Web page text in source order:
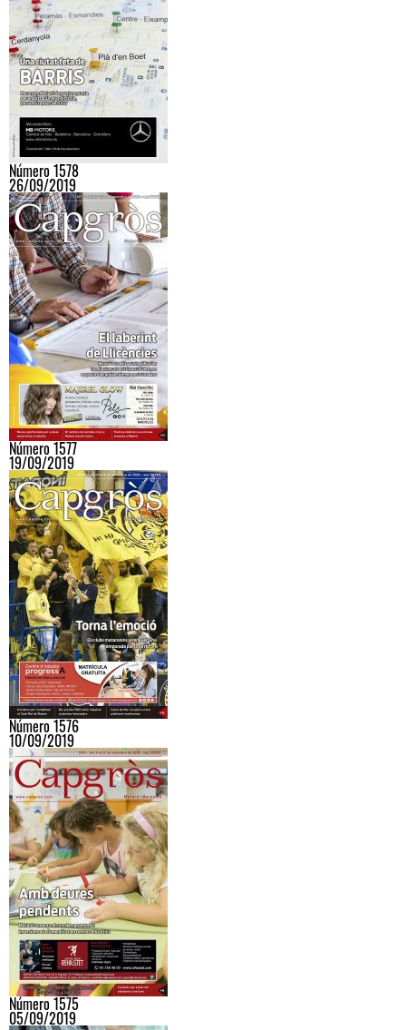
Número 1578
26/09/2019
Número 1577
19/09/2019
Número 1576
10/09/2019
Número 1575
05/09/2019